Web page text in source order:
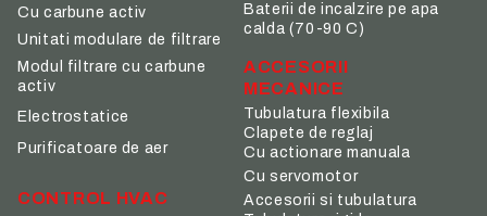
Cu carbune activ
Unitati modulare de filtrare
Modul filtrare cu carbune
activ
Electrostatice
Purificatoare de aer
CONTROL HVAC
Baterii de incalzire pe apa
calda (70-90 C)
ACCESORII
MECANICE
Tubulatura flexibila
Clapete de reglaj
Cu actionare manuala
Cu servomotor
Accesorii si tubulatura